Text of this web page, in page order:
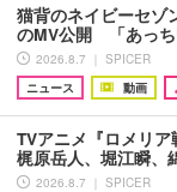
猫背のネイビーセゾ
のMV公開 「あっ
2026.8.7 ｜ SPICER
ニュース
動画
TVアニメ『ロメリア
梶原岳人、堀江瞬、
2026.8.7 ｜ SPICER